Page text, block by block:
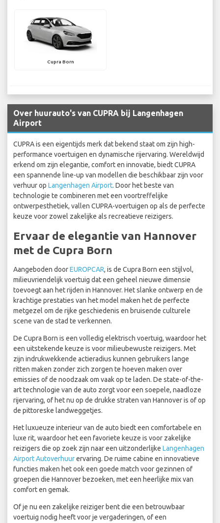
Cupra Born
Over huurauto's van CUPRA bij Langenhagen
Airport
CUPRA is een eigentijds merk dat bekend staat om zijn high-
performance voertuigen en dynamische rijervaring. Wereldwijd
erkend om zijn elegantie, comfort en innovatie, biedt CUPRA
een spannende line-up van modellen die beschikbaar zijn voor
verhuur op Langenhagen Airport. Door het beste van
technologie te combineren met een voortreffelijke
ontwerpesthetiek, vallen CUPRA-voertuigen op als de perfecte
keuze voor zowel zakelijke als recreatieve reizigers.
Ervaar de elegantie van Hannover
met de Cupra Born
Aangeboden doorEUROPCAR, is de Cupra Born een stijlvol,
milieuvriendelijk voertuig dat een geheel nieuwe dimensie
toevoegt aan het rijden in Hannover. Het slanke ontwerp en de
krachtige prestaties van het model maken het de perfecte
metgezel om de rijke geschiedenis en bruisende culturele
scene van de stad te verkennen.
De Cupra Born is een volledig elektrisch voertuig, waardoor het
een uitstekende keuze is voor milieubewuste reizigers. Met
zijn indrukwekkende actieradius kunnen gebruikers lange
ritten maken zonder zich zorgen te hoeven maken over
emissies of de noodzaak om vaak op te laden. De state-of-the-
art technologie van de auto zorgt voor een soepele, naadloze
rijervaring, of het nu op de drukke straten van Hannover is of op
de pittoreske landweggetjes.
Het luxueuze interieur van de auto biedt een comfortabele en
luxe rit, waardoor het een favoriete keuze is voor zakelijke
reizigers die op zoek zijn naar een uitzonderlijke Langenhagen
Airport Autoverhuurervaring. De ruime cabine en innovatieve
functies maken het ook een goede match voor gezinnen of
groepen die Hannover bezoeken, met een heerlijke mix van
comfort en gemak.
Of je nu een zakelijke reiziger bent die een betrouwbaar
voertuig nodig heeft voor je vergaderingen, of een